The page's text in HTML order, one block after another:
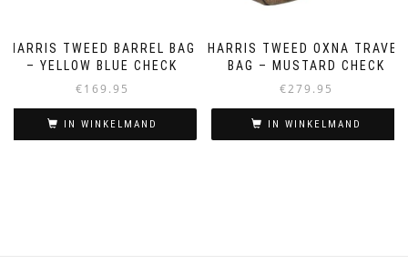
HARRIS TWEED BARREL BAG
– YELLOW BLUE CHECK
€169.95
IN WINKELMAND
HARRIS TWEED OXNA TRAVEL
BAG – MUSTARD CHECK
€279.95
IN WINKELMAND